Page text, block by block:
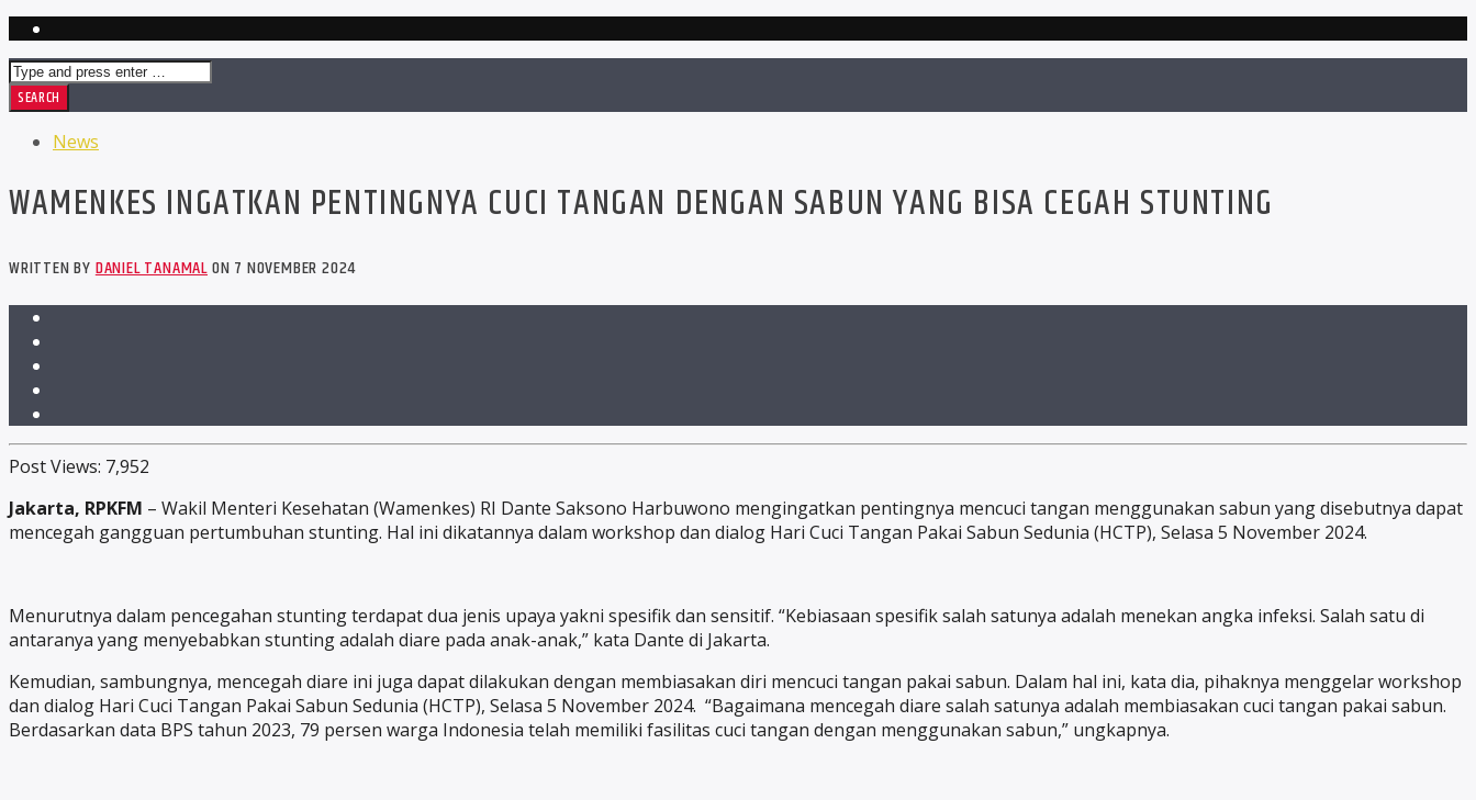
News
WAMENKES INGATKAN PENTINGNYA CUCI TANGAN DENGAN SABUN YANG BISA CEGAH STUNTING
WRITTEN BYDANIEL TANAMALON 7 NOVEMBER 2024
Post Views: 7,952
Jakarta, RPKFM – Wakil Menteri Kesehatan (Wamenkes) RI Dante Saksono Harbuwono mengingatkan pentingnya mencuci tangan menggunakan sabun yang disebutnya dapat
mencegah gangguan pertumbuhan stunting. Hal ini dikatannya dalam workshop dan dialog Hari Cuci Tangan Pakai Sabun Sedunia (HCTP), Selasa 5 November 2024.
Menurutnya dalam pencegahan stunting terdapat dua jenis upaya yakni spesifik dan sensitif. “Kebiasaan spesifik salah satunya adalah menekan angka infeksi. Salah satu di
antaranya yang menyebabkan stunting adalah diare pada anak-anak,” kata Dante di Jakarta.
Kemudian, sambungnya, mencegah diare ini juga dapat dilakukan dengan membiasakan diri mencuci tangan pakai sabun. Dalam hal ini, kata dia, pihaknya menggelar workshop
dan dialog Hari Cuci Tangan Pakai Sabun Sedunia (HCTP), Selasa 5 November 2024. “Bagaimana mencegah diare salah satunya adalah membiasakan cuci tangan pakai sabun.
Berdasarkan data BPS tahun 2023, 79 persen warga Indonesia telah memiliki fasilitas cuci tangan dengan menggunakan sabun,” ungkapnya.